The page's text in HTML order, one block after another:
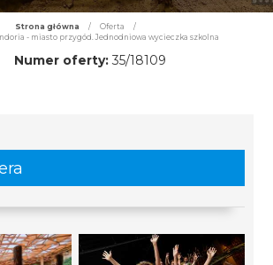
Strona główna / Oferta
/
- miasto przygód. Jednodniowa wycieczka szkolna
Numer oferty: 35/18109